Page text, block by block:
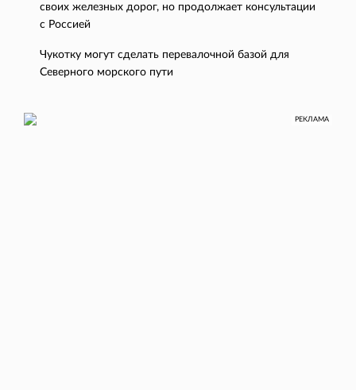
своих железных дорог, но продолжает консультации
с Россией
Чукотку могут сделать перевалочной базой для
Северного морского пути
РЕКЛАМА